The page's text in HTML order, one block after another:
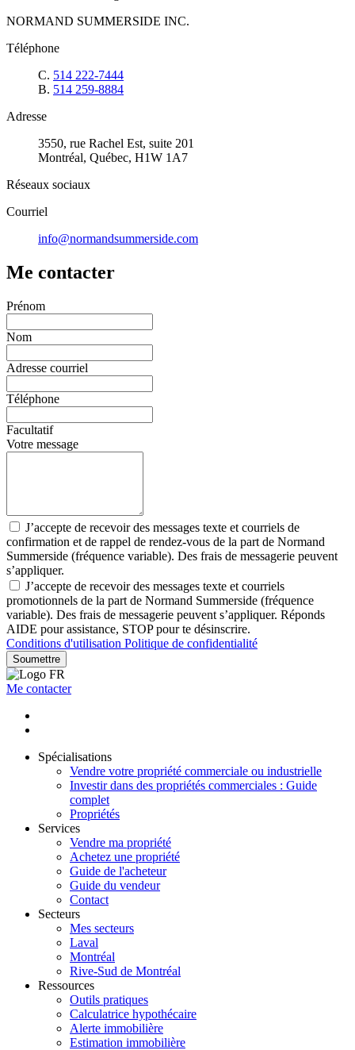
NORMAND SUMMERSIDE INC.
Téléphone
C. 514 222-7444
B. 514 259-8884
Adresse
3550, rue Rachel Est, suite 201
Montréal, Québec, H1W 1A7
Réseaux sociaux
Courriel
info@normandsummerside.com
Me contacter
Prénom
Nom
Adresse courriel
Téléphone
Facultatif
Votre message
J’accepte de recevoir des messages texte et courriels de
confirmation et de rappel de rendez-vous de la part de Normand
Summerside (fréquence variable). Des frais de messagerie peuvent
s’appliquer.
J’accepte de recevoir des messages texte et courriels
promotionnels de la part de Normand Summerside (fréquence
variable). Des frais de messagerie peuvent s’appliquer. Réponds
AIDE pour assistance, STOP pour te désinscrire.
Conditions d'utilisation Politique de confidentialité
Soumettre
Me contacter
Spécialisations
Vendre votre propriété commerciale ou industrielle
Investir dans des propriétés commerciales : Guide
complet
Propriétés
Services
Vendre ma propriété
Achetez une propriété
Guide de l'acheteur
Guide du vendeur
Contact
Secteurs
Mes secteurs
Laval
Montréal
Rive-Sud de Montréal
Ressources
Outils pratiques
Calculatrice hypothécaire
Alerte immobilière
Estimation immobilière